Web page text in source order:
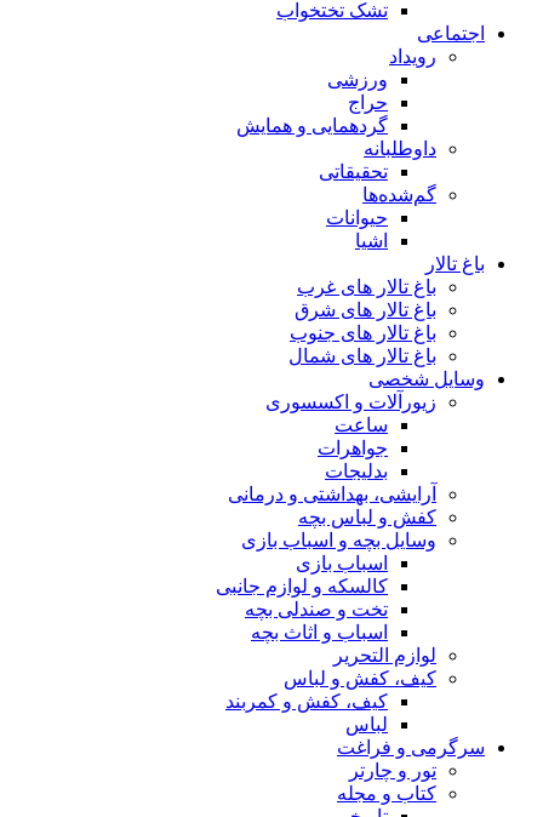
تشک تختخواب
اجتماعی
رویداد
ورزشی
حراج
گردهمایی و همایش
داوطلبانه
تحقیقاتی
گم‌شده‌ها
حیوانات
اشیا
باغ تالار
باغ تالار های غرب
باغ تالار های شرق
باغ تالار های جنوب
باغ تالار های شمال
وسایل شخصی
زیورآلات و اکسسوری
ساعت
جواهرات
بدلیجات
آرایشی، بهداشتی و درمانی
کفش و لباس بچه
وسایل بچه و اسباب بازی
اسباب بازی
کالسکه و لوازم جانبی
تخت و صندلی بچه
اسباب و اثاث بچه
لوازم التحریر
کیف، کفش و لباس
کیف، کفش و کمربند
لباس
سرگرمی و فراغت
تور و چارتر
کتاب و مجله